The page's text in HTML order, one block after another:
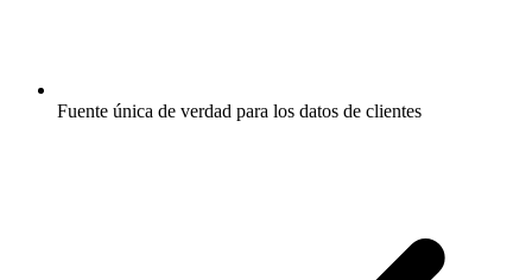
Fuente única de verdad para los datos de clientes